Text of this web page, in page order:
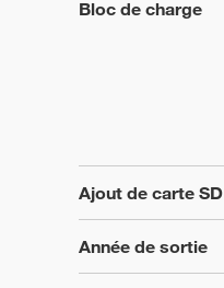
Bloc de charge
Ajout de carte SD
Année de sortie